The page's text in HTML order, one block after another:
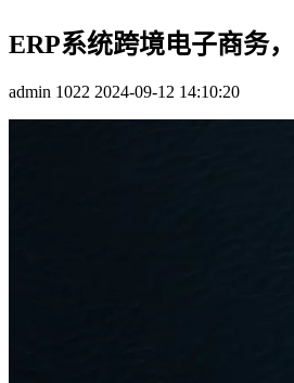
ERP系统跨境电子商务
admin 1022 2024-09-12 14:10:20